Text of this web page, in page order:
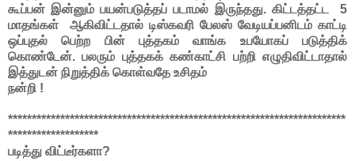
கூப்பன் இன்னும் பயன்படுத்தப் படாமல் இருந்தது. கிட்டத்தட்ட 5
மாதங்கள் ஆகிவிட்டதால் டிஸ்கவரி பேலஸ் வேடியப்பனிடம் காட்டி
ஒப்புதல் பெற்ற பின் புத்தகம் வாங்க உபயோகப் படுத்திக்
கொண்டேன். பலரும் புத்தகக் கண்காட்சி பற்றி எழுதிவிட்டாதால்
இத்துடன் நிறுத்திக் கொள்வதே உசிதம்
நன்றி !
***********************************************************************
*******************
படித்து விட்டீர்களா?